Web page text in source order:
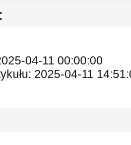
04-11 00:00:00
2025-04-11